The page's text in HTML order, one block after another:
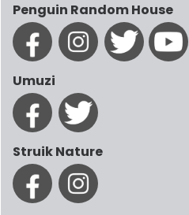
Penguin Random House
Umuzi
Struik Nature